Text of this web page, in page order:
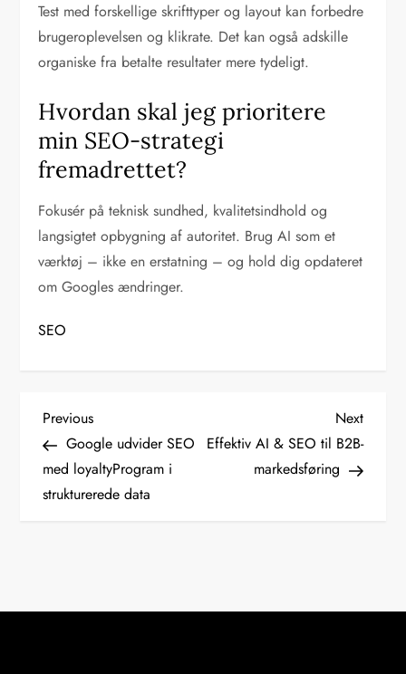
Test med forskellige skrifttyper og layout kan forbedre
brugeroplevelsen og klikrate. Det kan også adskille
organiske fra betalte resultater mere tydeligt.
Hvordan skal jeg prioritere
min SEO-strategi
fremadrettet?
Fokusér på teknisk sundhed, kvalitetsindhold og
langsigtet opbygning af autoritet. Brug AI som et
værktøj – ikke en erstatning – og hold dig opdateret
om Googles ændringer.
SEO
I
n
d
l
Previous
Post
Previous
Google udvider SEO
med loyaltyProgram i
strukturerede data
Next
Post
Next
Effektiv AI & SEO til B2B-
markedsføring